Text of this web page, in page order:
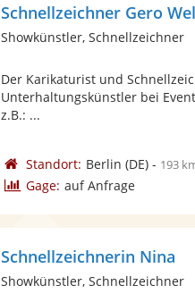
Schnellzeichner Gero
Showkünstler, Schnellzeichner
Der Karikaturist und
Unterhaltungskünstler bei
z.B.: ...
Standort: Berlin (DE)- 193
Gage: auf Anfrage
Schnellzeichnerin Nina
Showkünstler, Schnellzeichner